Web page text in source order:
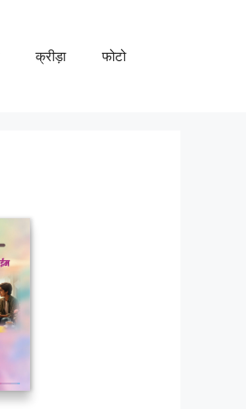
क्रीड़ा फोटो